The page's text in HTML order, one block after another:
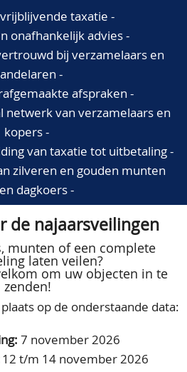
taxatie -
onafhankelijk advies -
bij verzamelaars en
-
afspraken -
netwerk van verzamelaars en
kopers -
van taxatie tot uitbetaling -
zilveren en gouden munten
dagkoers -
de najaarsveilingen
munten of een complete
laten veilen?
om uw objecten in te
zenden!
op de onderstaande data:
7 november 2026
12 t/m 14 november 2026